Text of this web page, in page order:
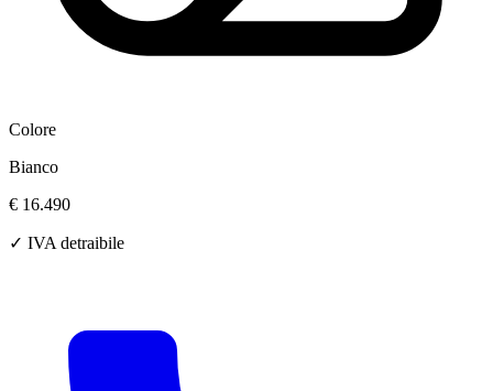
Colore
Bianco
€ 16.490
✓ IVA detraibile